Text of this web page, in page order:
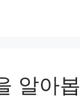
알아봅